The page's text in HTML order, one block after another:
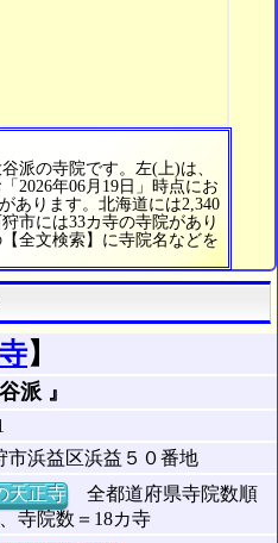
派の寺院です。左(上)は、
2026年06月19日」時点にお
あります。北海道には2,340
市には33カ寺の寺院があり
全文検索】に寺院名などを
】
派 』
市浜益区浜益５０番地
天正寺全都道府県寺院数順
寺院数＝18カ寺